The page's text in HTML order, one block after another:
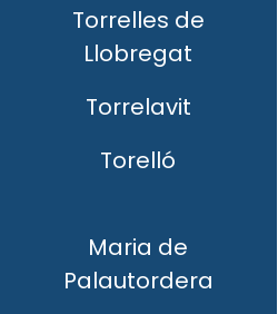
Torrelles de
Llobregat
Torrelavit
Torelló
Maria de
Palautordera